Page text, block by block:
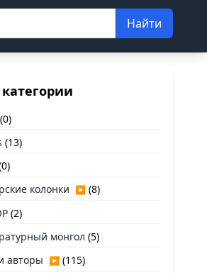
Найти
категории
(0)
(13)
колонки ▶ (8)
(2)
монгол (5)
авторы ▶ (115)